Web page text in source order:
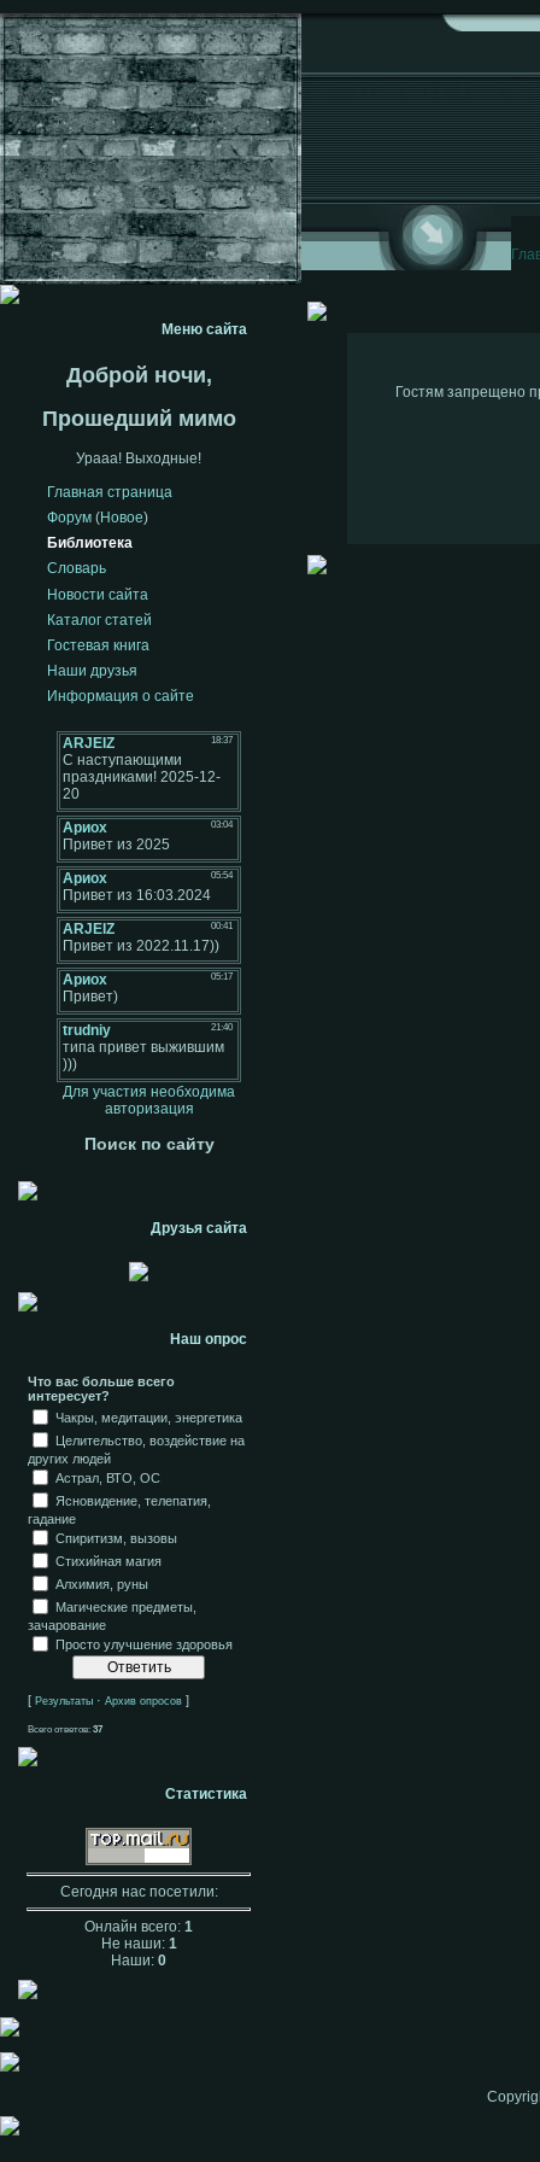
Меню сайта
Доброй ночи,
Прошедший мимо
Урааа! Выходные!
Главная страница
Форум (Новое)
Библиотека
Словарь
Новости сайта
Каталог статей
Гостевая книга
Наши друзья
Информация о сайте
Для участия необходима
авторизация
Поиск по сайту
Друзья сайта
Наш опрос
Что вас больше всего
интересует?
Чакры, медитации, энергетика
Целительство, воздействие на
других людей
Астрал, ВТО, ОС
Ясновидение, телепатия,
гадание
Спиритизм, вызовы
Стихийная магия
Алхимия, руны
Магические предметы,
зачарование
Просто улучшение здоровья
[ Результаты · Архив опросов ]
Всего ответов: 37
Статистика
Сегодня нас посетили:
Онлайн всего: 1
Не наши: 1
Наши: 0
Гостям запрещено